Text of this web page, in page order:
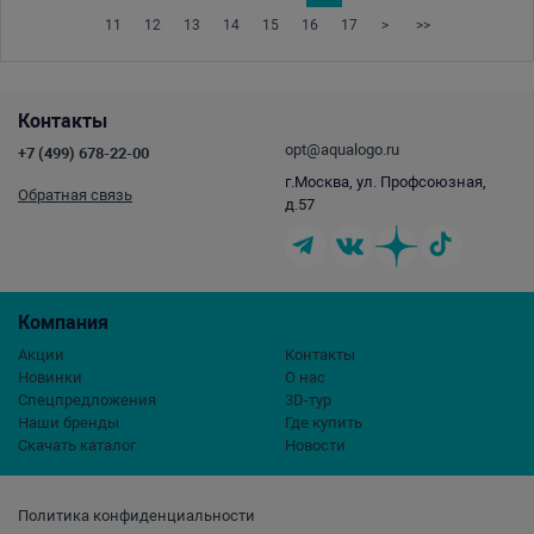
11 12 13 14 15 16 17 > >>
Политика конфиденциальности
Компания
Акции
Новинки
Спецпредложения
Наши бренды
Скачать каталог
Контакты
О нас
3D-тур
Где купить
Новости
Контакты
+7 (499) 678-22-00
Обратная связь
opt@aqualogo.ru
г.Москва, ул. Профсоюзная,
д.57